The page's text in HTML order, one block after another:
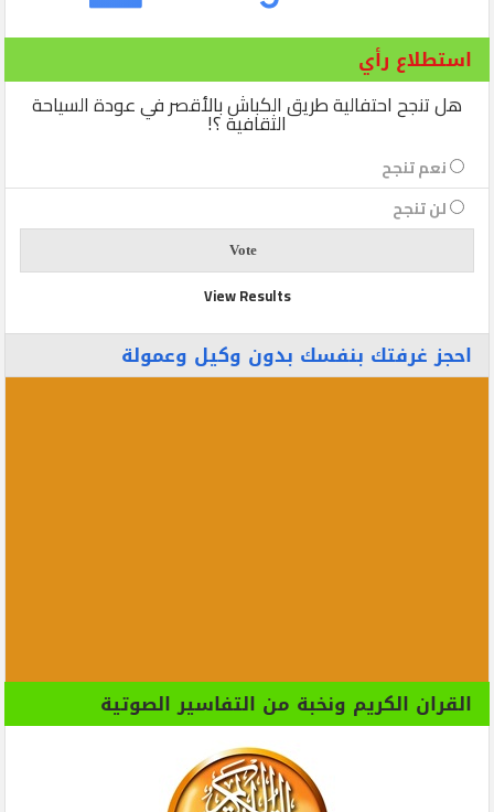
استطلاع رأي
هل تنجح احتفالية طريق الكباش بالأقصر في عودة السياحة
الثقافية ؟!
نعم تنجح
لن تنجح
View Results
احجز غرفتك بنفسك بدون وكيل وعمولة
القران الكريم ونخبة من التفاسير الصوتية